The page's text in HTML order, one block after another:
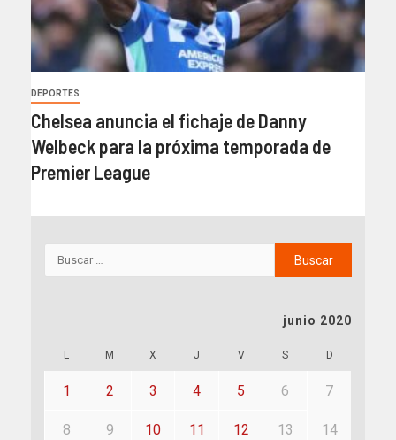
DEPORTES
Chelsea anuncia el fichaje de Danny
Welbeck para la próxima temporada de
Premier League
junio 2020
L M X J V S D
1 2 3 4 5 6 7
8 9 10 11 12 13 14